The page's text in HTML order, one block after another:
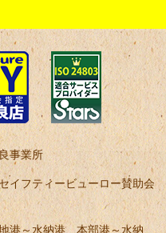
事業所
イフティービューロー賛助会
港～水納港、本部港～水納